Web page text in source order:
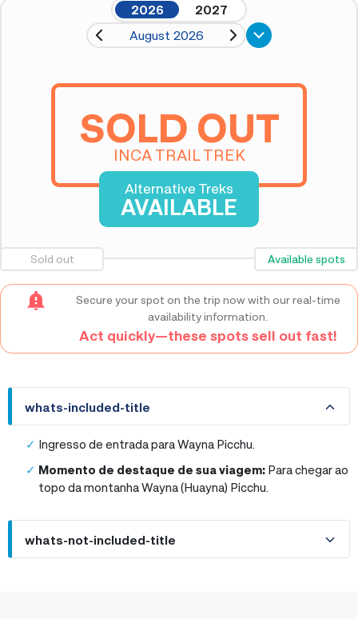
2026
2027
August 2026
SOLD OUT
INCA TRAIL TREK
Alternative Treks
AVAILABLE
Sold out Available spots
Secure your spot on the trip now with our real-time
availability information.
Act quickly—these spots sell out fast!
whats-included-title
whats-included-title
Ingresso de entrada para Wayna Picchu.
Momento de destaque de sua viagem: Para chegar ao
topo da montanha Wayna (Huayna) Picchu.
whats-not-included-title